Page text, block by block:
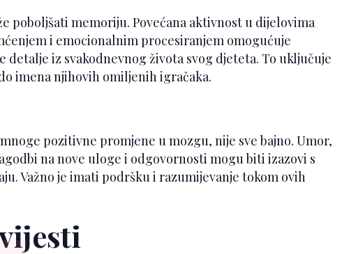
poboljšati memoriju. Povećana aktivnost u dijelovima
i emocionalnim procesiranjem omogućuje
detalje iz svakodnevnog života svog djeteta. To uključuje
imena njihovih omiljenih igračaka.
pozitivne promjene u mozgu, nije sve bajno. Umor,
na nove uloge i odgovornosti mogu biti izazovi s
Važno je imati podršku i razumijevanje tokom ovih